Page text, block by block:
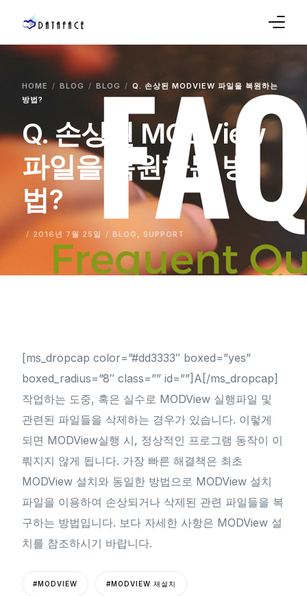
HOME BLOG BLOG
Q. 손상된 MODVIEW 파일을 복원하는
방법?
Q. 손상된 MODView
파일을 복원하는 방
법?
2016년 7월 25일 BLOG ,SUPPORT
[ms_dropcap color=”#dd3333″ boxed=”yes”
boxed_radius=”8″ class=”” id=””]A[/ms_dropcap]
작업하는 도중, 혹은 실수로 MODView 실행파일 및
관련된 파일들을 삭제하는 경우가 있습니다. 이렇게
되면 MODView실행 시, 정상적인 프로그램 동작이 이
뤄지지 않게 됩니다. 가장 빠른 해결책은 최초
MODView 설치와 동일한 방법으로 MODView 설치
파일을 이용하여 손상되거나 삭제된 관련 파일들을 복
구하는 방법입니다. 보다 자세한 사항은 MODView 설
치를 참조하시기 바랍니다.
#MODVIEW #MODVIEW 재설치
Company
Products
Sales
Service
Support
Blog